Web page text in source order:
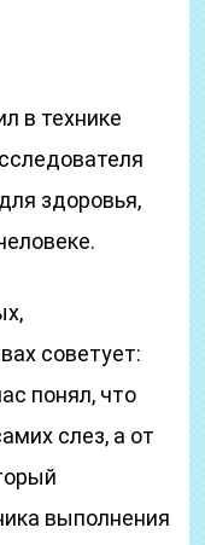
в технике
здоровья,
советует:
понял, что
слез, а от
выполнения